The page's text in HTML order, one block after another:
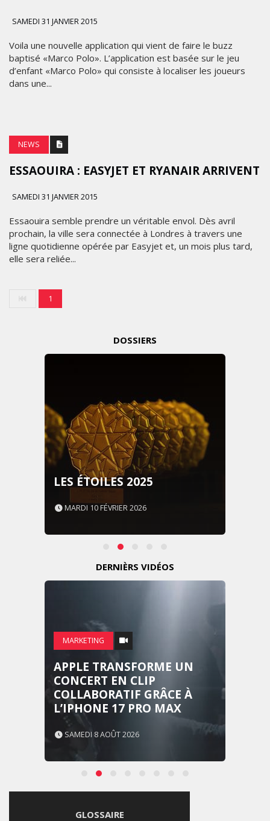
SAMEDI 31 JANVIER 2015
Voila une nouvelle application qui vient de faire le buzz
baptisé «Marco Polo». L’application est basée sur le jeu
d’enfant «Marco Polo» qui consiste à localiser les joueurs
dans une...
NEWS
ESSAOUIRA : EASYJET ET RYANAIR ARRIVENT
SAMEDI 31 JANVIER 2015
Essaouira semble prendre un véritable envol. Dès avril
prochain, la ville sera connectée à Londres à travers une
ligne quotidienne opérée par Easyjet et, un mois plus tard,
elle sera reliée...
1
DOSSIERS
LES ÉTOILES 2025
MARDI 10 FÉVRIER 2026
DERNIÈRS VIDÉOS
MARKETING
APPLE TRANSFORME UN
CONCERT EN CLIP
COLLABORATIF GRÂCE À
L’IPHONE 17 PRO MAX
SAMEDI 8 AOÛT 2026
GLOSSAIRE